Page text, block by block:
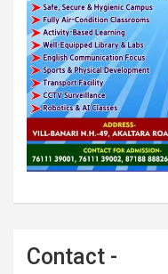
Contact -